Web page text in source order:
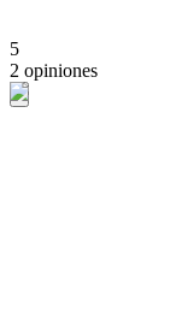
5
2 opiniones